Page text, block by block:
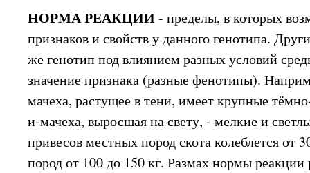
НОРМА РЕАКЦИИ- пределы, в которых
признаков и свойств у данного генотипа.
же генотип под влиянием разных условий
значение признака (разные фенотипы).
мачеха, растущее в тени, имеет крупные
и-мачеха, выросшая на свету, - мелкие и
привесов местных пород скота колеблется от
пород от 100 до 150 кг. Размах нормы